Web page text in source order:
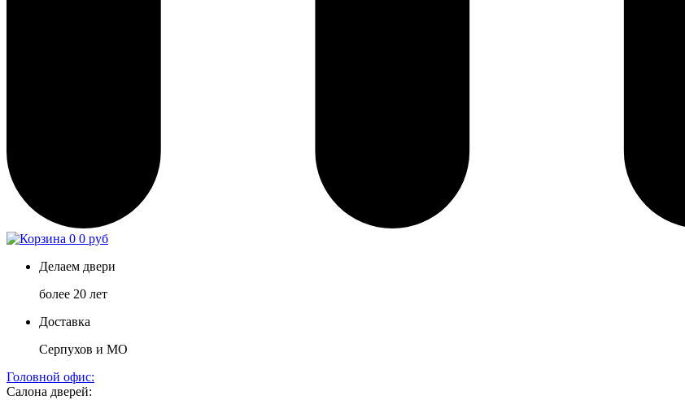
0 0 руб
Делаем двери
более 20 лет
Доставка
Серпухов и МО
Головной офис:
Салона дверей: